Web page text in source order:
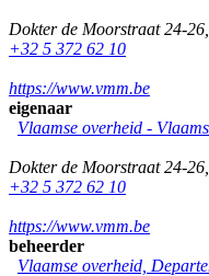
Dokter de Moorstraat 24-26
+32 5 372 62 10
https://www.vmm.be
eigenaar
Vlaamse overheid -
Dokter de Moorstraat 24-26
+32 5 372 62 10
https://www.vmm.be
beheerder
Vlaamse overheid,